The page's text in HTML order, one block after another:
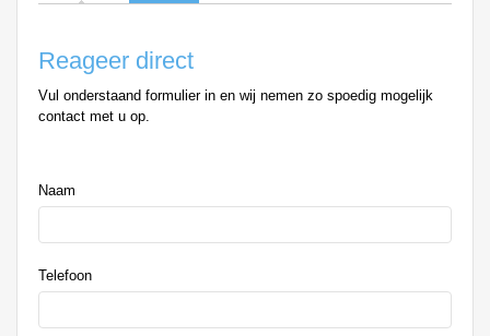
Reageer direct
Vul onderstaand formulier in en wij nemen zo spoedig mogelijk
contact met u op.
%title
Naam
Telefoon